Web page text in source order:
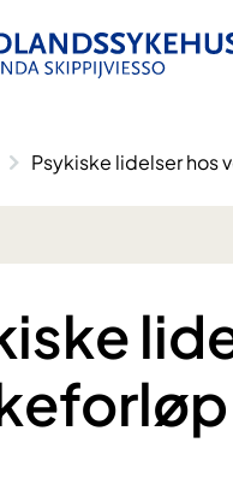
Psykiske lidelser hos